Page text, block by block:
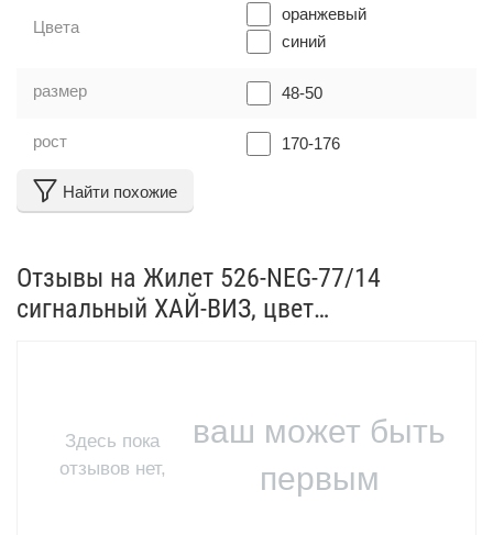
Цвета
оранжевый
синий
размер 48-50
рост 170-176
Найти похожие
Отзывы на Жилет 526-NEG-77/14
сигнальный ХАЙ-ВИЗ, цвет
Здесь пока
отзывов нет,
ваш может быть
первым